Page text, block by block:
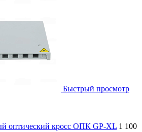
Быстрый просмотр
оптический кросс ОПК GP-XL 1 100